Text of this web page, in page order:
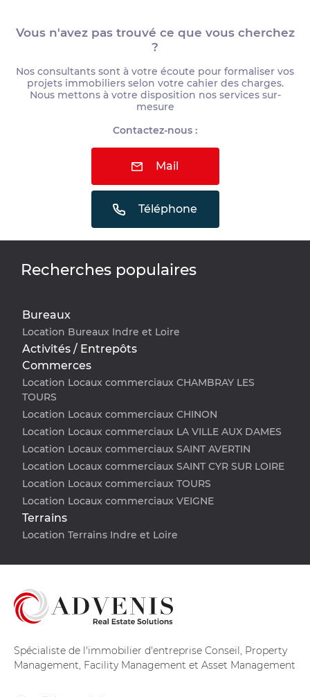
Vous n'avez pas trouvé ce que vous cherchez
?
Nos consultants sont à votre écoute pour formaliser vos
projets immobiliers selon votre cahier des charges.
Nous mettons à votre disposition nos services sur-
mesure
Contactez-nous :
Mail
Téléphone
Recherches populaires
Bureaux
Location Bureaux Indre et Loire
Activités / Entrepôts
Commerces
Location Locaux commerciaux CHAMBRAY LES
TOURS
Location Locaux commerciaux CHINON
Location Locaux commerciaux LA VILLE AUX DAMES
Location Locaux commerciaux SAINT AVERTIN
Location Locaux commerciaux SAINT CYR SUR LOIRE
Location Locaux commerciaux TOURS
Location Locaux commerciaux VEIGNE
Terrains
Location Terrains Indre et Loire
Spécialiste de l'immobilier d'entreprise Conseil, Property
Management, Facility Management et Asset Management